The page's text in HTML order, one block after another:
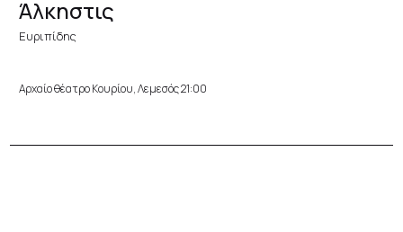
Άλκηστις
Ευριπίδης
Αρχαίο θέατρο Κουρίου, Λεμεσός 21:00